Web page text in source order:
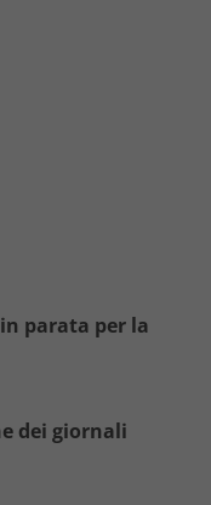
parata per la
dei giornali